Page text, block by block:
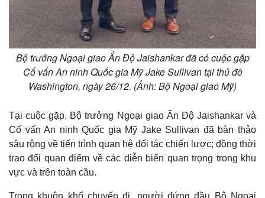
Bộ trưởng Ngoại giao Ấn Độ Jaishankar đã có cuộc gặp
Cố vấn An ninh Quốc gia Mỹ Jake Sullivan tại thủ đô
Washington, ngày 26/12. (Ảnh: Bộ Ngoại giao Mỹ)
Tại cuộc gặp, Bộ trưởng Ngoại giao Ấn Độ Jaishankar và
Cố vấn An ninh Quốc gia Mỹ Jake Sullivan đã bàn thảo
sâu rộng về tiến trình quan hệ đối tác chiến lược; đồng thời
trao đổi quan điểm về các diễn biến quan trọng trong khu
vực và trên toàn cầu.